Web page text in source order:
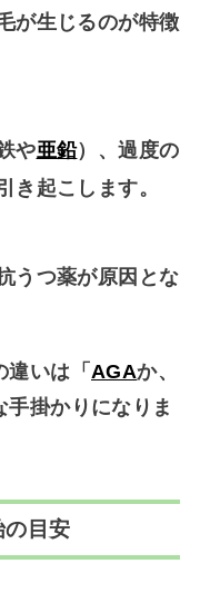
が生じるのが特徴
や亜鉛）、過度の
き起こします。
うつ薬が原因とな
違いは「AGAか、
掛かりになりま
の目安